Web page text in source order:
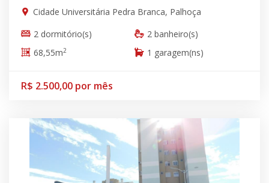
Cidade Universitária Pedra Branca, Palhoça
2 dormitório(s)
2 banheiro(s)
68,55m2 1 garagem(ns)
R$ 2.500,00 por mês